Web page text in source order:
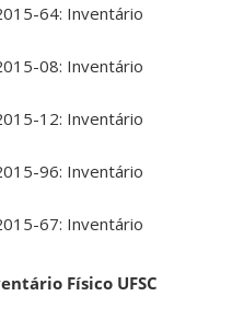
64: Inventário
08: Inventário
12: Inventário
96: Inventário
67: Inventário
Físico UFSC